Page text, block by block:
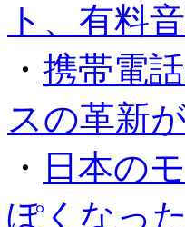
ト、有料
・ 携帯電
スの革新
・ 日本の
ぽくなっ